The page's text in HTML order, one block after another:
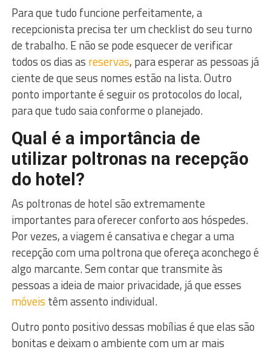
Para que tudo funcione perfeitamente, a
recepcionista precisa ter um checklist do seu turno
de trabalho. E não se pode esquecer de verificar
todos os dias as reservas, para esperar as pessoas já
ciente de que seus nomes estão na lista. Outro
ponto importante é seguir os protocolos do local,
para que tudo saia conforme o planejado.
Qual é a importância de
utilizar poltronas na recepção
do hotel?
As poltronas de hotel são extremamente
importantes para oferecer conforto aos hóspedes.
Por vezes, a viagem é cansativa e chegar a uma
recepção com uma poltrona que ofereça aconchego é
algo marcante. Sem contar que transmite às
pessoas a ideia de maior privacidade, já que esses
móveis têm assento individual.
Outro ponto positivo dessas mobílias é que elas são
bonitas e deixam o ambiente com um ar mais